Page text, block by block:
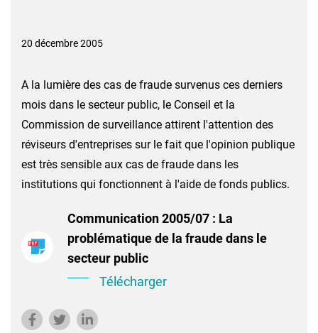
20 décembre 2005
A la lumière des cas de fraude survenus ces derniers
mois dans le secteur public, le Conseil et la
Commission de surveillance attirent l'attention des
réviseurs d'entreprises sur le fait que l'opinion publique
est très sensible aux cas de fraude dans les
institutions qui fonctionnent à l'aide de fonds publics.
Communication 2005/07 : La
problématique de la fraude dans le
secteur public
Télécharger